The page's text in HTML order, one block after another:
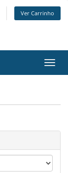
Ver Carrinho